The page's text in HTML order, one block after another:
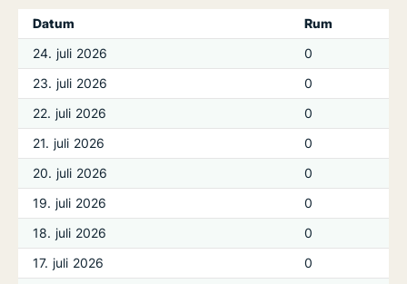
Datum
Rum
24. juli 2026
0
23. juli 2026
0
22. juli 2026
0
21. juli 2026
0
20. juli 2026
0
19. juli 2026
0
18. juli 2026
0
17. juli 2026
0